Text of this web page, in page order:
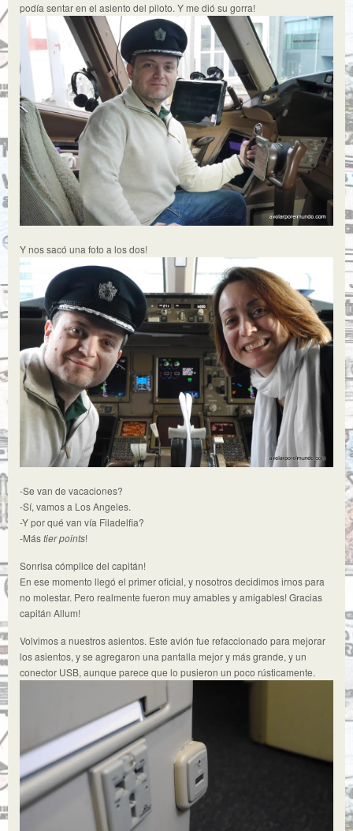
podía sentar en el asiento del piloto. Y me dió su gorra!
Y nos sacó una foto a los dos!
-Se van de vacaciones?
-Sí, vamos a Los Angeles.
-Y por qué van vía Filadelfia?
-Mástier points!
Sonrisa cómplice del capitán!
En ese momento llegó el primer oficial, y nosotros decidimos irnos para
no molestar. Pero realmente fueron muy amables y amigables! Gracias
capitán Allum!
Volvimos a nuestros asientos. Este avión fue refaccionado para mejorar
los asientos, y se agregaron una pantalla mejor y más grande, y un
conector USB, aunque parece que lo pusieron un poco rústicamente.